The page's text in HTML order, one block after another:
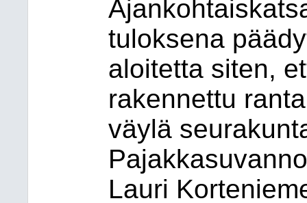
tuloksena
aloitetta siten,
rakennettu
väylä
Lauri